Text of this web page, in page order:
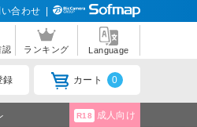
合わせ
認 ランキング Language
録 カート 0
R18 成人向け